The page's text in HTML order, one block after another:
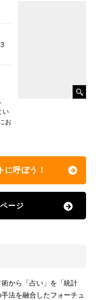
い
お
に呼ぼう！
ージ
から「占い」を「統計
法を融合したフォーチュ